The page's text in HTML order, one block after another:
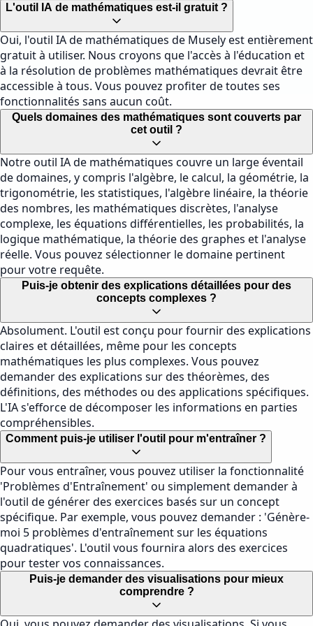
L'outil IA de mathématiques est-il gratuit ?
Oui, l'outil IA de mathématiques de Musely est entièrement
gratuit à utiliser. Nous croyons que l'accès à l'éducation et
à la résolution de problèmes mathématiques devrait être
accessible à tous. Vous pouvez profiter de toutes ses
fonctionnalités sans aucun coût.
Quels domaines des mathématiques sont couverts par
cet outil ?
Notre outil IA de mathématiques couvre un large éventail
de domaines, y compris l'algèbre, le calcul, la géométrie, la
trigonométrie, les statistiques, l'algèbre linéaire, la théorie
des nombres, les mathématiques discrètes, l'analyse
complexe, les équations différentielles, les probabilités, la
logique mathématique, la théorie des graphes et l'analyse
réelle. Vous pouvez sélectionner le domaine pertinent
pour votre requête.
Puis-je obtenir des explications détaillées pour des
concepts complexes ?
Absolument. L'outil est conçu pour fournir des explications
claires et détaillées, même pour les concepts
mathématiques les plus complexes. Vous pouvez
demander des explications sur des théorèmes, des
définitions, des méthodes ou des applications spécifiques.
L'IA s'efforce de décomposer les informations en parties
compréhensibles.
Comment puis-je utiliser l'outil pour m'entraîner ?
Pour vous entraîner, vous pouvez utiliser la fonctionnalité
'Problèmes d'Entraînement' ou simplement demander à
l'outil de générer des exercices basés sur un concept
spécifique. Par exemple, vous pouvez demander : 'Génère-
moi 5 problèmes d'entraînement sur les équations
quadratiques'. L'outil vous fournira alors des exercices
pour tester vos connaissances.
Puis-je demander des visualisations pour mieux
comprendre ?